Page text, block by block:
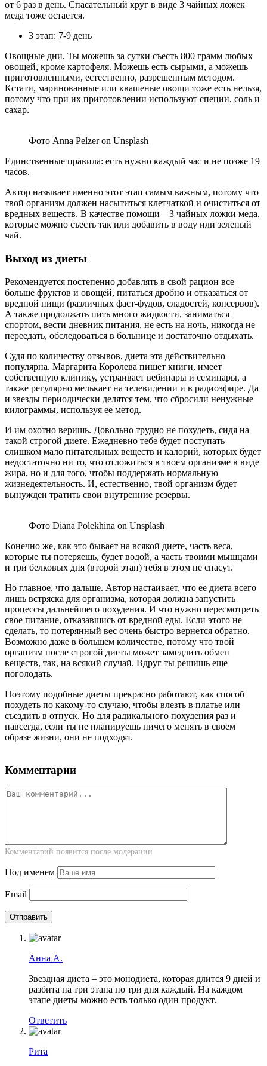
от 6 раз в день. Спасательный круг в виде 3 чайных ложек
меда тоже остается.
3 этап: 7-9 день
Овощные дни. Ты можешь за сутки съесть 800 грамм любых
овощей, кроме картофеля. Можешь есть сырыми, а можешь
приготовленными, естественно, разрешенным методом.
Кстати, маринованные или квашеные овощи тоже есть нельзя,
потому что при их приготовлении используют специи, соль и
сахар.
Фото Anna Pelzer on Unsplash
Единственные правила: есть нужно каждый час и не позже 19
часов.
Автор называет именно этот этап самым важным, потому что
твой организм должен насытиться клетчаткой и очиститься от
вредных веществ. В качестве помощи – 3 чайных ложки меда,
которые можно съесть так или добавить в воду или зеленый
чай.
Выход из диеты
Рекомендуется постепенно добавлять в свой рацион все
больше фруктов и овощей, питаться дробно и отказаться от
вредной пищи (различных фаст-фудов, сладостей, консервов).
А также продолжать пить много жидкости, заниматься
спортом, вести дневник питания, не есть на ночь, никогда не
переедать, обследоваться в больнице и достаточно отдыхать.
Судя по количеству отзывов, диета эта действительно
популярна. Маргарита Королева пишет книги, имеет
собственную клинику, устраивает вебинары и семинары, а
также регулярно мелькает на телевидении и в радиоэфире. Да
и звезды периодически делятся тем, что сбросили ненужные
килограммы, используя ее метод.
И им охотно веришь. Довольно трудно не похудеть, сидя на
такой строгой диете. Ежедневно тебе будет поступать
слишком мало питательных веществ и калорий, которых будет
недостаточно ни то, что отложиться в твоем организме в виде
жира, но и для того, чтобы поддержать нормальную
жизнедеятельность. И, естественно, твой организм будет
вынужден тратить свои внутренние резервы.
Фото Diana Polekhina on Unsplash
Конечно же, как это бывает на всякой диете, часть веса,
которые ты потеряешь, будет водой, а часть твоими мышцами
и три белковых дня (второй этап) тебя в этом не спасут.
Но главное, что дальше. Автор настаивает, что ее диета всего
лишь встряска для организма, которая должна запустить
процессы дальнейшего похудения. И что нужно пересмотреть
свое питание, отказавшись от вредной еды. Если этого не
сделать, то потерянный вес очень быстро вернется обратно.
Возможно даже в большем количестве, потому что твой
организм после строгой диеты может замедлить обмен
веществ, так, на всякий случай. Вдруг ты решишь еще
поголодать.
Поэтому подобные диеты прекрасно работают, как способ
похудеть по какому-то случаю, чтобы влезть в платье или
съездить в отпуск. Но для радикального похудения раз и
навсегда, если ты не планируешь ничего менять в своем
образе жизни, они не подходят.
Комментарии
Комментарий появится после модерации
Под именем
Email
Анна А.
Звездная диета – это монодиета, которая длится 9 дней и
разбита на три этапа по три дня каждый. На каждом
этапе диеты можно есть только один продукт.
Ответить
Рита